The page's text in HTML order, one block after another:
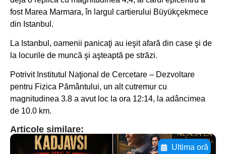
fost Marea Marmara, în largul cartierului Büyükçekmece
din Istanbul.
La Istanbul, oamenii panicaţi au ieşit afară din case şi de
la locurile de muncă şi aşteaptă pe străzi.
Potrivit Institutul Naţional de Cercetare – Dezvoltare
pentru Fizica Pământului, un alt cutremur cu
magnitudinea 3.8 a avut loc la ora 12:14, la adâncimea
de 10.0 km.
Articole similare:
Ultima oră